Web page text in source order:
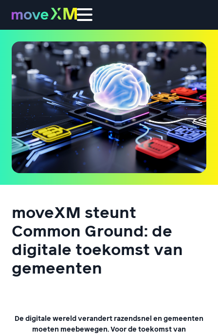
moveXM steunt
Common Ground: de
digitale toekomst van
gemeenten
De digitale wereld verandert razendsnel en gemeenten
moeten meebewegen. Voor de toekomst van